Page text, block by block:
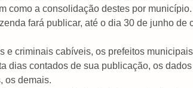
como a consolidação destes por município.
fará publicar, até o dia 30 de junho
e criminais cabíveis, os prefeitos
dias contados de sua publicação, os
os demais.